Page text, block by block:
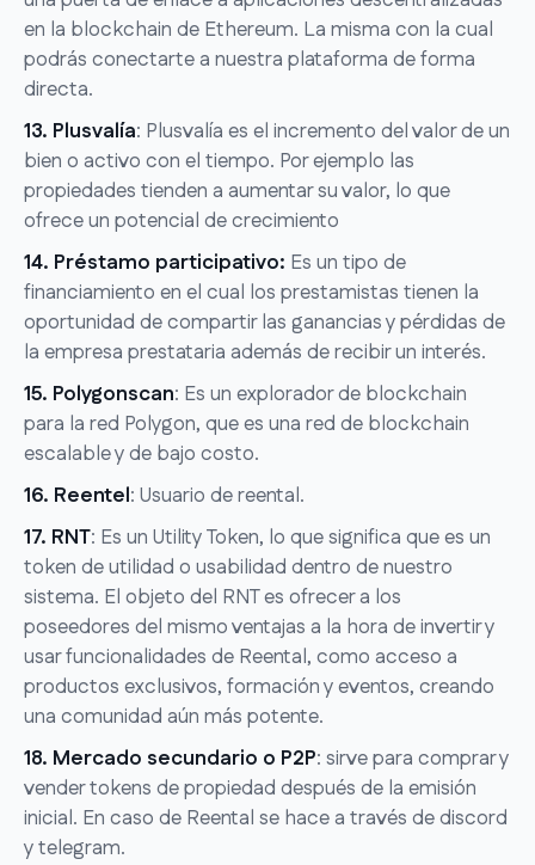
en la blockchain de Ethereum. La misma con la cual
podrás conectarte a nuestra plataforma de forma
directa.
13. Plusvalía: Plusvalía es el incremento del valor de un
bien o activo con el tiempo. Por ejemplo las
propiedades tienden a aumentar su valor, lo que
ofrece un potencial de crecimiento
14. Préstamo participativo: Es un tipo de
financiamiento en el cual los prestamistas tienen la
oportunidad de compartir las ganancias y pérdidas de
la empresa prestataria además de recibir un interés.
15. Polygonscan: Es un explorador de blockchain
para la red Polygon, que es una red de blockchain
escalable y de bajo costo.
16. Reentel: Usuario de reental.
17. RNT: Es un Utility Token, lo que significa que es un
token de utilidad o usabilidad dentro de nuestro
sistema. El objeto del RNT es ofrecer a los
poseedores del mismo ventajas a la hora de invertir y
usar funcionalidades de Reental, como acceso a
productos exclusivos, formación y eventos, creando
una comunidad aún más potente.
18. Mercado secundario o P2P: sirve para comprar y
vender tokens de propiedad después de la emisión
inicial. En caso de Reental se hace a través de discord
y telegram.